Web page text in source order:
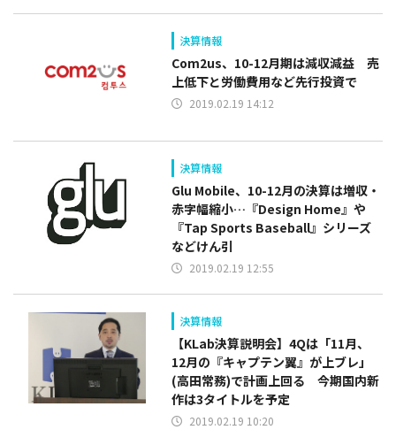
決算情報
Com2us、10-12月期は減収減益 売
上低下と労働費用など先行投資で
2019.02.19 14:12
決算情報
Glu Mobile、10-12月の決算は増収・
赤字幅縮小…『Design Home』や
『Tap Sports Baseball』シリーズ
などけん引
2019.02.19 12:55
決算情報
​【KLab決算説明会】4Qは「11月、
12月の『キャプテン翼』が上ブレ」
(高田常務)で計画上回る 今期国内新
作は3タイトルを予定
2019.02.19 10:20